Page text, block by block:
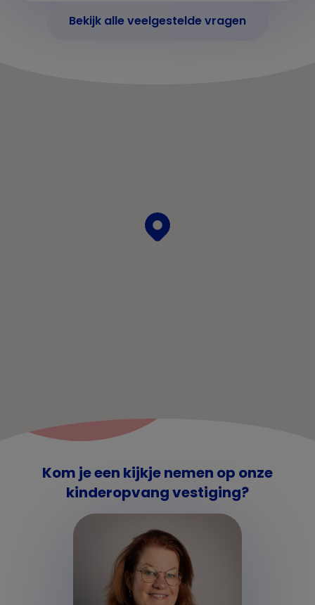
Bekijk alle veelgestelde vragen
Kom je een kijkje nemen op onze
kinderopvang vestiging?